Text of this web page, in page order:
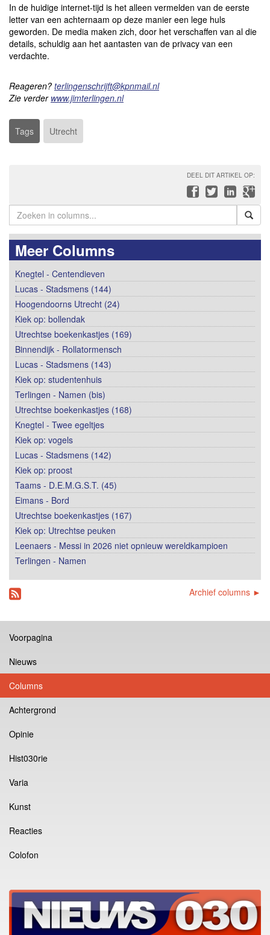
In de huidige internet-tijd is het alleen vermelden van de eerste
letter van een achternaam op deze manier een lege huls
geworden. De media maken zich, door het verschaffen van al die
details, schuldig aan het aantasten van de privacy van een
verdachte.
Reageren? terlingenschrijft@kpnmail.nl
Zie verder www.jimterlingen.nl
Tags Utrecht
DEEL DIT ARTIKEL OP:
Meer Columns
Knegtel - Centendieven
Lucas - Stadsmens (144)
Hoogendoorns Utrecht (24)
Kiek op: bollendak
Utrechtse boekenkastjes (169)
Binnendijk - Rollatormensch
Lucas - Stadsmens (143)
Kiek op: studentenhuis
Terlingen - Namen (bis)
Utrechtse boekenkastjes (168)
Knegtel - Twee egeltjes
Kiek op: vogels
Lucas - Stadsmens (142)
Kiek op: proost
Taams - D.E.M.G.S.T. (45)
Eimans - Bord
Utrechtse boekenkastjes (167)
Kiek op: Utrechtse peuken
Leenaers - Messi in 2026 niet opnieuw wereldkampioen
Terlingen - Namen
Archief columns ►
Voorpagina
Nieuws
Columns
Achtergrond
Opinie
Hist030rie
Varia
Kunst
Reacties
Colofon